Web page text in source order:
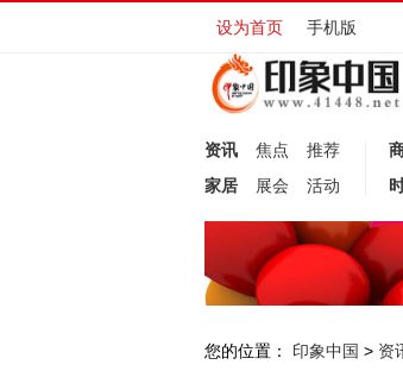
设为首页 手机版
资讯 焦点
推荐
家居
展会 活动
您的位置： 印象中国 > 资